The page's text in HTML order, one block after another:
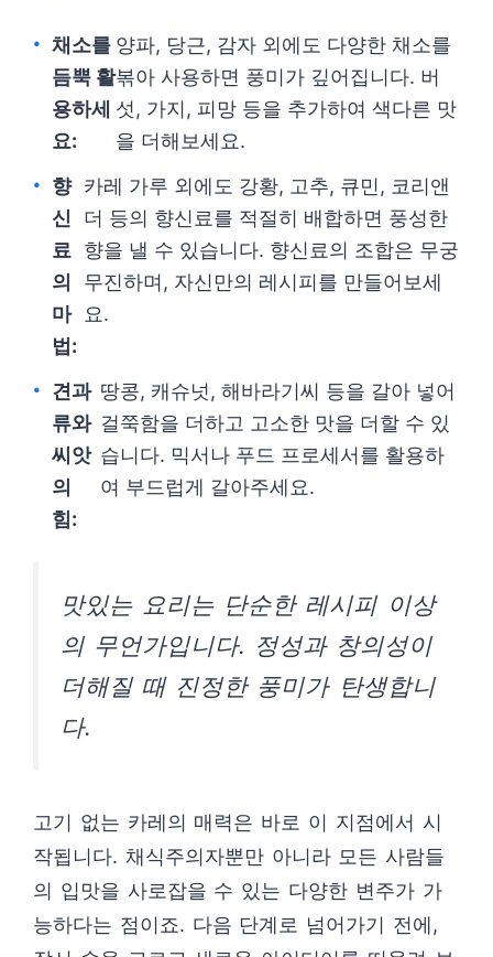
채소를
듬뿍 활
용하세
요:
양파, 당근, 감자 외에도 다양한 채소를
볶아 사용하면 풍미가 깊어집니다. 버
섯, 가지, 피망 등을 추가하여 색다른 맛
을 더해보세요.
향
신
료
의
마
법:
카레 가루 외에도 강황, 고추, 큐민, 코리앤
더 등의 향신료를 적절히 배합하면 풍성한
향을 낼 수 있습니다. 향신료의 조합은 무궁
무진하며, 자신만의 레시피를 만들어보세
요.
견과
류와
씨앗
의
힘:
땅콩, 캐슈넛, 해바라기씨 등을 갈아 넣어
걸쭉함을 더하고 고소한 맛을 더할 수 있
습니다. 믹서나 푸드 프로세서를 활용하
여 부드럽게 갈아주세요.
맛있는 요리는 단순한 레시피 이상
의 무언가입니다. 정성과 창의성이
더해질 때 진정한 풍미가 탄생합니
다.
고기 없는 카레의 매력은 바로 이 지점에서 시
작됩니다. 채식주의자뿐만 아니라 모든 사람들
의 입맛을 사로잡을 수 있는 다양한 변주가 가
능하다는 점이죠. 다음 단계로 넘어가기 전에,